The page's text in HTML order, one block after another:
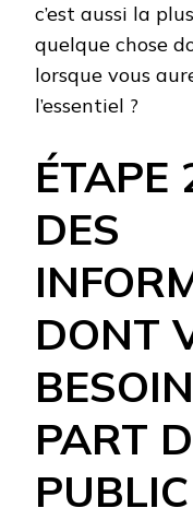
c’est aussi la
quelque chose
lorsque vous
l’essentiel ?
ÉTAPE
DES
DONT
PART
PUBLIC